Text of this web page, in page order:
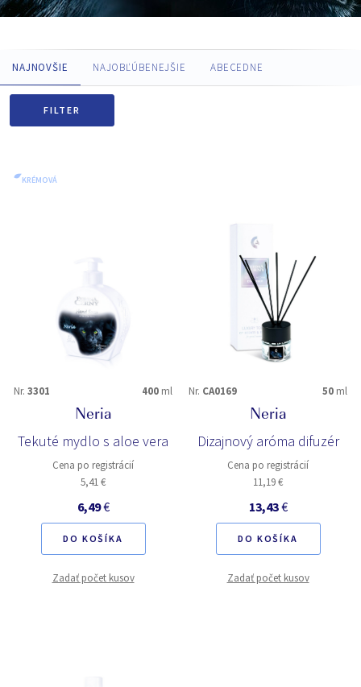
NAJNOVŠIE NAJOBĽÚBENEJŠIE ABECEDNE
FILTER
KRÉMOVÁ
Nr. 3301 400 ml
Neria
Tekuté mydlo s aloe vera
Cena po registrácií
5,41 €
6,49€
DO KOŠÍKA
Zadať počet kusov
Nr. CA0169 50 ml
Neria
Dizajnový aróma difuzér
Cena po registrácií
11,19 €
13,43€
DO KOŠÍKA
Zadať počet kusov